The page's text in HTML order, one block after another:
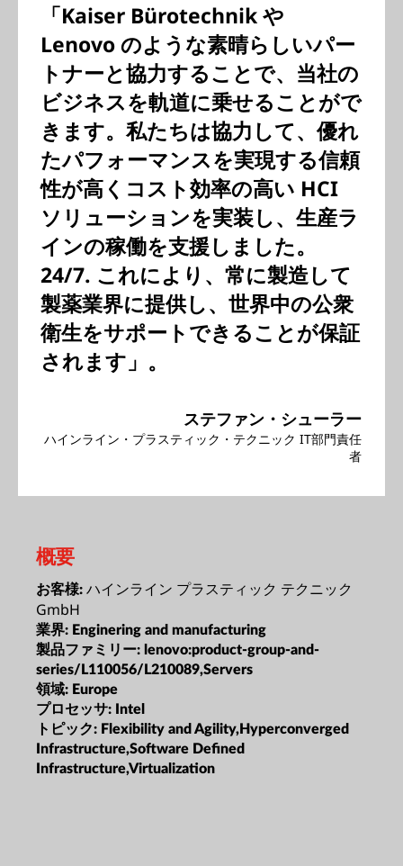
「Kaiser Bürotechnik や
Lenovo のような素晴らしいパー
トナーと協力することで、当社の
ビジネスを軌道に乗せることがで
きます。私たちは協力して、優れ
たパフォーマンスを実現する信頼
性が高くコスト効率の高い HCI
ソリューションを実装し、生産ラ
インの稼働を支援しました。
24/7. これにより、常に製造して
製薬業界に提供し、世界中の公衆
衛生をサポートできることが保証
されます」。
ステファン・シューラー
ハインライン・プラスティック・テクニック IT部門責任
者
概要
お客様: ハインライン プラスティック テクニック
GmbH
業界: Enginering and manufacturing
製品ファミリー: lenovo:product-group-and-
series/L110056/L210089,Servers
領域: Europe
プロセッサ: Intel
トピック: Flexibility and Agility,Hyperconverged
Infrastructure,Software Defined
Infrastructure,Virtualization